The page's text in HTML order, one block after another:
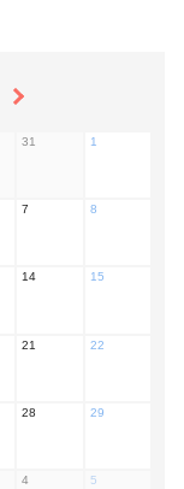
31 1
7 8
14 15
21 22
28 29
4 5